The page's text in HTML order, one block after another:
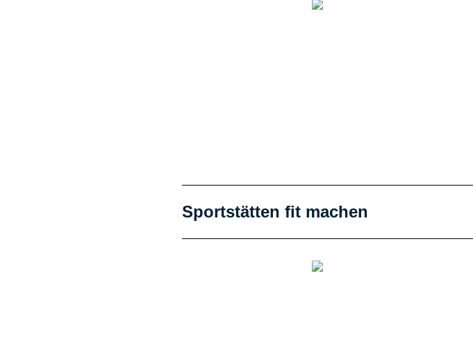
Sportstätten fit machen